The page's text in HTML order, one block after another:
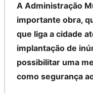
A Administração
importante obra,
que liga a cidade
implantação de
possibilitar uma
como segurança